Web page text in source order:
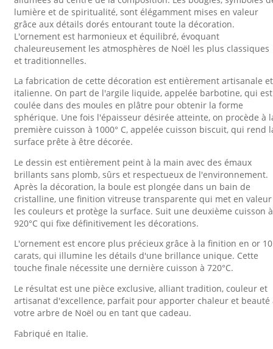
lumière et de spiritualité, sont élégamment mises en valeur
grâce aux détails dorés entourant toute la décoration.
L'ornement est harmonieux et équilibré, évoquant
chaleureusement les atmosphères de Noël les plus classiques
et traditionnelles.
La fabrication de cette décoration est entièrement artisanale et
italienne. On part de l'argile liquide, appelée barbotine, qui est
coulée dans des moules en plâtre pour obtenir la forme
sphérique. Une fois l'épaisseur désirée atteinte, on procède à
première cuisson à 1000° C, appelée cuisson biscuit, qui rend
surface prête à être décorée.
Le dessin est entièrement peint à la main avec des émaux
brillants sans plomb, sûrs et respectueux de l'environnement.
Après la décoration, la boule est plongée dans un bain de
cristalline, une finition vitreuse transparente qui met en valeur
les couleurs et protège la surface. Suit une deuxième cuisson à
920°C qui fixe définitivement les décorations.
L'ornement est encore plus précieux grâce à la finition en or 10
carats, qui illumine les détails d'une brillance unique. Cette
touche finale nécessite une dernière cuisson à 720°C.
Le résultat est une pièce exclusive, alliant tradition, couleur et
artisanat d'excellence, parfait pour apporter chaleur et beauté
votre arbre de Noël ou en tant que cadeau.
Fabriqué en Italie.